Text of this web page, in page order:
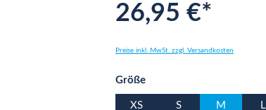
26,95 €*
Preise inkl. MwSt. zzgl. Versandkosten
Größeauswählen
XS S M L